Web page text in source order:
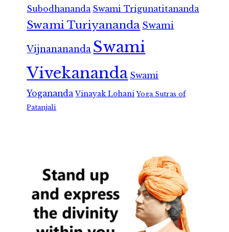
Subodhananda Swami Trigunatitananda
Swami Turiyananda Swami
Vijnanananda Swami
Vivekananda Swami
Yogananda Vinayak Lohani Yoga Sutras of
Patanjali